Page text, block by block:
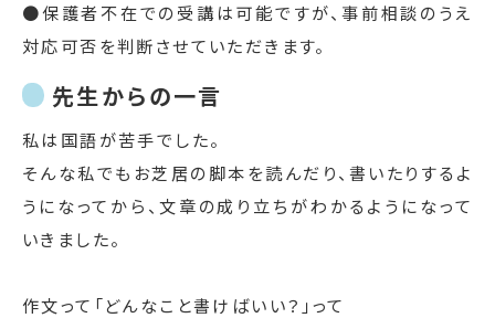
●保護者不在での受講は可能ですが、事前相談のうえ
対応可否を判断させていただきます。
先生からの一言
私は国語が苦手でした。
そんな私でもお芝居の脚本を読んだり、書いたりするよ
うになってから、文章の成り立ちがわかるようになって
いきました。
作文って「どんなこと書けばいい？」って